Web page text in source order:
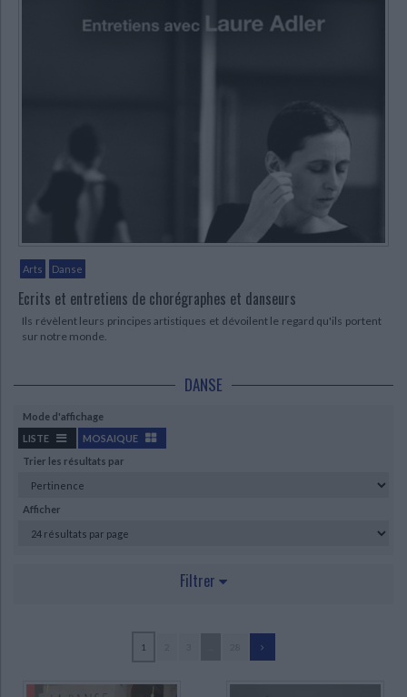
Arts Danse
Ecrits et entretiens de chorégraphes et danseurs
Ils révèlent leurs principes artistiques et dévoilent le regard qu'ils portent
sur notre monde.
DANSE
Mode d'affichage
LISTE
MOSAIQUE
Trier les résultats par
Afficher
Filtrer
Challet-Haas, Jacqueline (14)
1